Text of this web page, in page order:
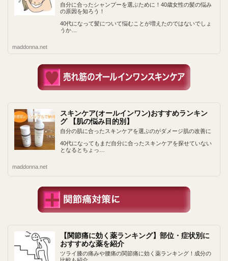
自分に合ったシャンプーを選ぶために！40歳女性の髪の悩み
の原因を知ろう！
40代になって髪について悩むことが増えたのではないでしょ
うか…
maddonna.net
スキンケア(オールインワン)おすすめランキン
グ 【肌の悩み目的別】
自分の肌に合ったスキンケアを選ぶのがダメージ肌の改善に
40代になってもまだ自分に合ったスキンケアを探せていない
となるとちょっ…
maddonna.net
【関節痛に効く薬ランキング】部位・症状別に
おすすめな薬を紹介
ツライ膝の痛みや腰痛の関節痛に効く薬ランキング！成分の